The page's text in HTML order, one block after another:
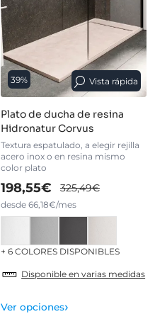
39% Vista rápida
Plato de ducha de resina
Hidronatur Corvus
Textura espatulado, a elegir rejilla
acero inox o en resina mismo
color plato
198,55€ 325,49€
desde 66,18€/mes
+ 6 COLORES DISPONIBLES
Disponible en varias medidas
Ver opciones›